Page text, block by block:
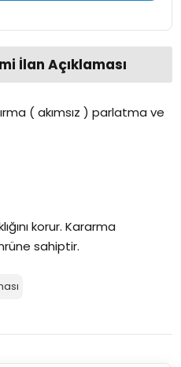
İlan Açıklaması
( akımsız ) parlatma ve
korur. Kararma
sahiptir.